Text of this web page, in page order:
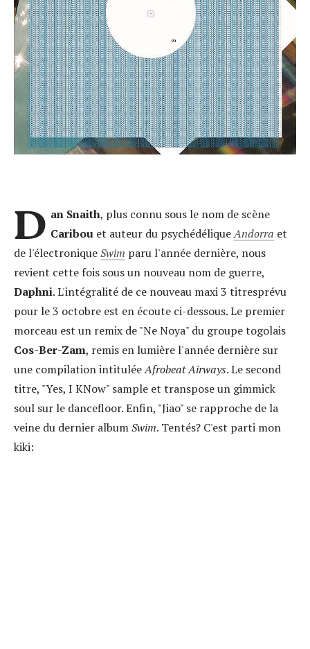
D an Snaith, plus connu sous le nom de scène
Caribouet auteur du psychédéliqueAndorra et
de l'électroniqueSwim paru l'année dernière, nous
revient cette fois sous un nouveau nom de guerre,
Daphni. L'intégralité de ce nouveau maxi 3 titresprévu
pour le 3 octobre est en écoute ci-dessous. Le premier
morceau est un remix de "Ne Noya" du groupe togolais
Cos-Ber-Zam, remis en lumière l'année dernière sur
une compilation intituléeAfrobeat Airways. Le second
titre, "Yes, I KNow" sample et transpose un gimmick
soul sur le dancefloor. Enfin, "Jiao" se rapproche de la
veine du dernier albumSwim. Tentés? C'est parti mon
kiki: